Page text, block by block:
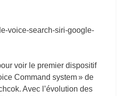
voir le premier dispositif
Command system » de
Avec l’évolution des